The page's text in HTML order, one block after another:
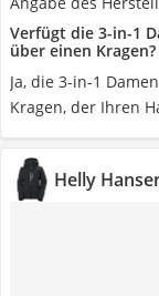
Verfügt die 3-in-1
über einen Kragen?
Ja, die 3-in-1
Kragen, der Ihren
Helly